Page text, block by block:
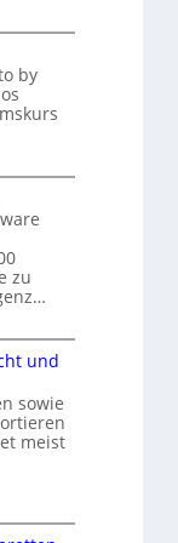
by
zu
und
sowie
meist